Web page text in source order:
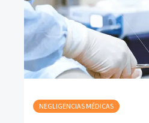
NEGLIGENCIAS MÉDICAS